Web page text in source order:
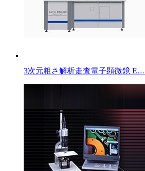
3次元粗さ解析走査電子顕微鏡 E…